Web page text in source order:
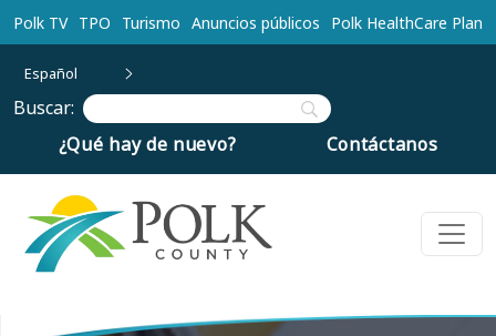
Ir al contenido principal
Polk TV TPO Turismo Anuncios públicos Polk HealthCare Plan
Español
Buscar:
¿Qué hay de nuevo?
Contáctanos